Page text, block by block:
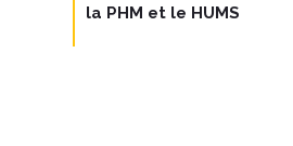
la PHM et le HUMS